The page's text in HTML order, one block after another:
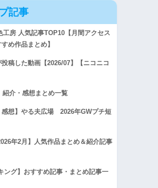
記事
工房 人気記事TOP10【月間アクセス
め作品まとめ】
投稿した動画【2026/07】【ニコニコ
紹介・感想まとめ一覧
感想】やる夫広場 2026年GWプチ短
年2月】人気作品まとめ＆紹介記事
ング】おすすめ記事・まとめ記事一